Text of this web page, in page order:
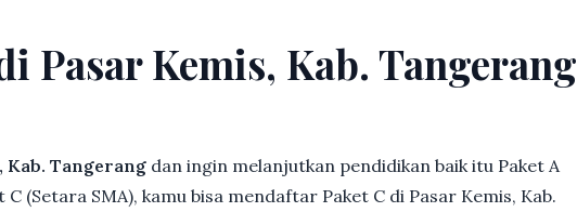
Pasar Kemis, Kab. Tangerang
Kab. Tangerang dan ingin melanjutkan pendidikan baik itu Paket A
C (Setara SMA), kamu bisa mendaftar Paket C di Pasar Kemis, Kab.